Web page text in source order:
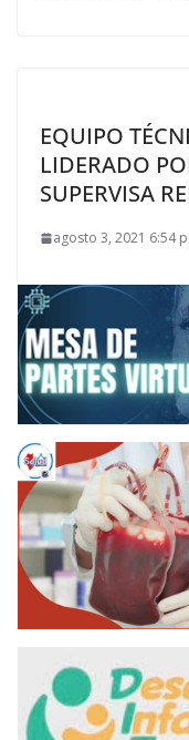
EQUIPO
LIDERADO
SUPERVISA
agosto 3, 2021 6:54